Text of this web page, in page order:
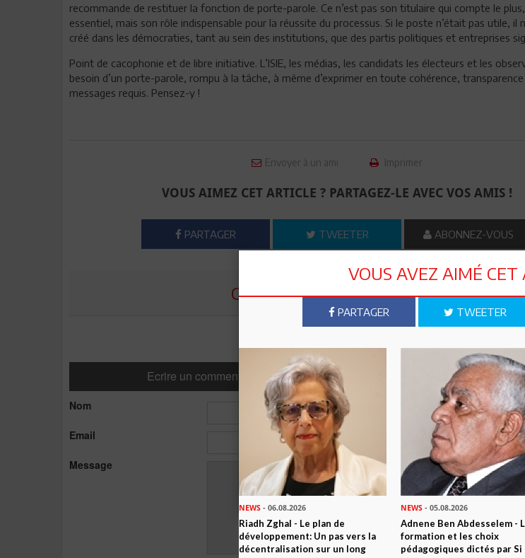
recommande de restituer la fonction de porte-parole. Ce n’est pas son titulaire qui compte le plus,
essentiel, mais son rôle indispensable pour la réussite du processus. Si le poste n’était pas utile, il
créé dans les démocraties, tant au sein des institutions, que des partis politiques et entreprises
Point de cacophonie et de libre initiative. L’ISIE, les médias, les candidats les électeurs et les
besoin d’un porte-parole, rompu à la tâche, à même d’exprimer en toute cohérence,
messages requis. Pensez-y !
Envoyer à un ami Imprimer
VOUS AIMEZ CET ARTICLE ? PARTAGEZ-LE AVEC VOS AMIS !
PARTAGER TWEETER ABONNEZ-VOUS
COMMENTER CET ARTICLE
Ecrire un commentaire Commenter
Nom
Email
Message
VOUS AVEZ AIMÉ CET
PARTAGER TWEETER
NEWS - 06.08.2026
Riadh Zghal - Le plan de
développement: Un pas vers la
décentralisation sur un long
NEWS - 05.08.2026
Adnene Ben Abdesselem -
formation et les choix
pédagogiques dictés par Si